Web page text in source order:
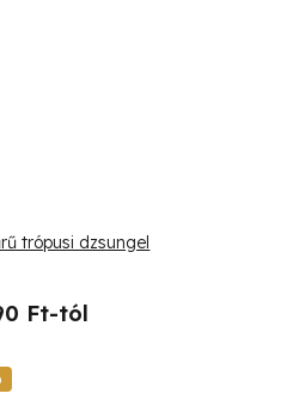
trópusi dzsungel
Ft-tól